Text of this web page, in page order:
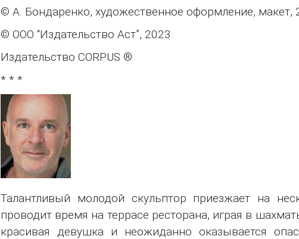
© А. Бондаренко, художественное оформление, макет,
© ООО “Издательство Аст”, 2023
Издательство CORPUS ®
* * *
Талантливый молодой скульптор приезжает на
проводит время на террасе ресторана, играя в
красивая девушка и неожиданно оказывается